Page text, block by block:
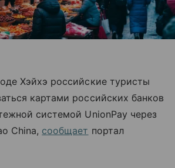
Хэйхэ российские туристы
картами российских банков
системой UnionPay через
China, сообщает портал